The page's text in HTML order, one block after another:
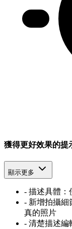
獲得更好效果的提
顯示更多
- 描述具體：
- 新增拍攝細
真的照片
- 清楚描述編